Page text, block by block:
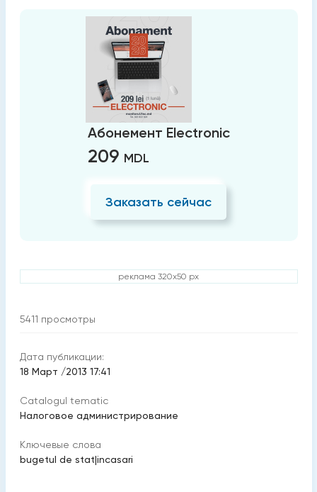
Абонемент Electronic
209 MDL
Заказать сейчас
реклама 320x50 px
5411 просмотры
Дата публикации:
18 Март /2013 17:41
Catalogul tematic
Налоговое администрирование
Ключевые слова
bugetul de stat|incasari